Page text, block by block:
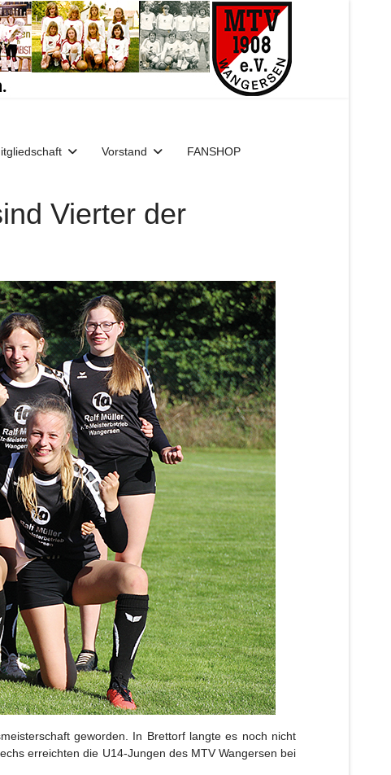
Vorstand FANSHOP
Vierter der
geworden. In Brettorf langte es noch nicht
erreichten die U14-Jungen des MTV Wangersen bei